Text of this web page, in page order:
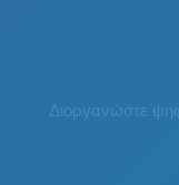
Διοργανώστε